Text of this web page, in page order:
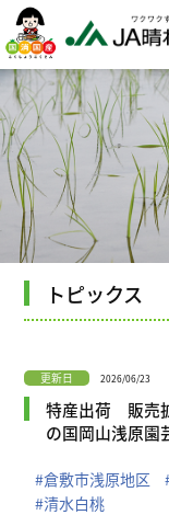
トピックス
更新日 2026/06/23
特産出荷 販売
の国岡山浅原園
#倉敷市浅原地区
#清水白桃